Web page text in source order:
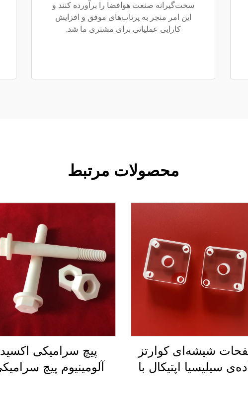
سخت‌گیرانه صنعت هوافضا را برآورده کنند و
این امر منجر به پرتاب‌های موفق و افزایش
کارایی عملیاتی برای مشتری ما شد.
محصولات مرتبط
شیشه‌ای کوارتز
سیلیسیا اپتیکال با
پیچ سرامیکی اکسید
آلومینیوم پیچ